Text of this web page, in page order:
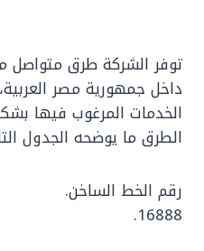
توفر الشركة طرق متواصل
داخل جمهورية مصر
الخدمات المرغوب فيها
الطرق ما يوضحه الجدول
رقم الخط الساخن.
16888.